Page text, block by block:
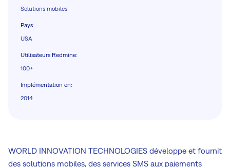
Solutions mobiles
Pays:
USA
Utilisateurs Redmine:
100+
Implémentation en:
2014
WORLD INNOVATION TECHNOLOGIES développe et fournit
des solutions mobiles, des services SMS aux paiements